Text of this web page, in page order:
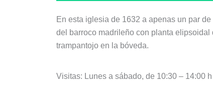
En esta iglesia de 1632 a apenas un par
del barroco madrileño con planta
trampantojo en la bóveda.
Visitas: Lunes a sábado, de 10:30 – 14:00 h